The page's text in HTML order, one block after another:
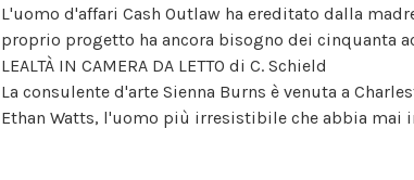
L'uomo d'affari Cash Outlaw ha ereditato dalla
proprio progetto ha ancora bisogno dei cinquanta
LEALTÀ IN CAMERA DA LETTO di C. Schield
La consulente d'arte Sienna Burns è venuta a
Ethan Watts, l'uomo più irresistibile che abbia mai